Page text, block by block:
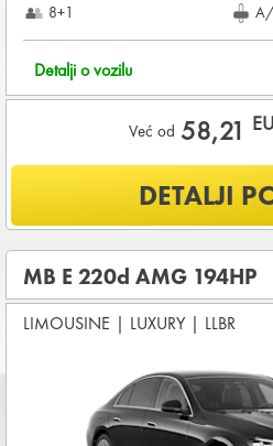
8+1
Detalji o vozilu
Već od 58,21
Šta je uključeno u ponudu?
OSNOVNI PAKET
(THW)
Koji su osnovni uslovi za najam vozila?
DEPOZIT NA KREDITNOJ
1.440,00 EUR+ iznosa najma
DETALJI
MB E 220d AMG 194HP
LIMOUSINE | LUXURY | LLBR